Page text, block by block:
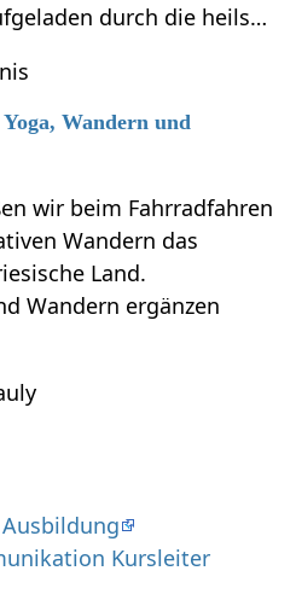
durch die heils…
Yoga, Wandern und
wir beim Fahrradfahren
Wandern das
Land.
Wandern ergänzen
Kursleiter